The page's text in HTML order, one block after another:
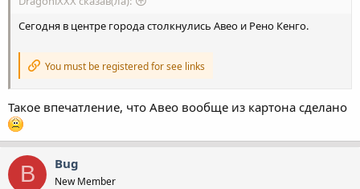
Сегодня в центре города столкнулись Авео и Рено Кенго.
You must be registered for see links
Такое впечатление, что Авео вообще из картона сделано
B Bug
New Member